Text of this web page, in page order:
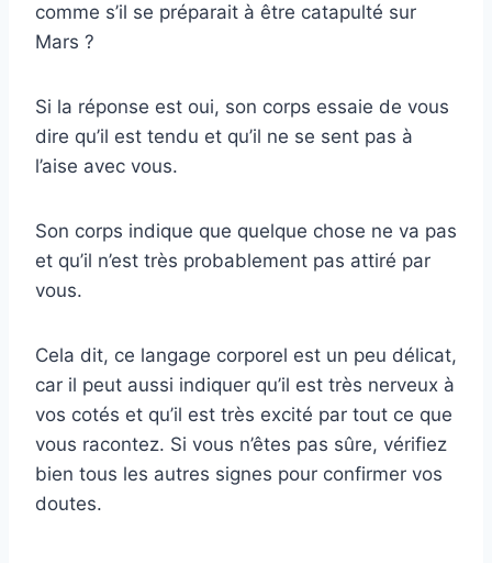
comme s’il se préparait à être catapulté sur
Mars ?
Si la réponse est oui, son corps essaie de vous
dire qu’il est tendu et qu’il ne se sent pas à
l’aise avec vous.
Son corps indique que quelque chose ne va pas
et qu’il n’est très probablement pas attiré par
vous.
Cela dit, ce langage corporel est un peu délicat,
car il peut aussi indiquer qu’il est très nerveux à
vos cotés et qu’il est très excité par tout ce que
vous racontez. Si vous n’êtes pas sûre, vérifiez
bien tous les autres signes pour confirmer vos
doutes.